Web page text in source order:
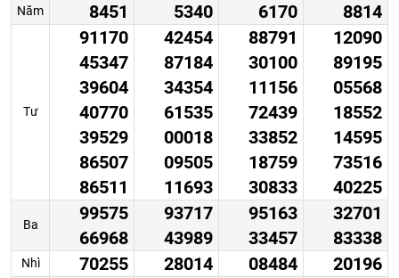
Năm 8451 5340 6170 8814
Tư
91170
45347
39604
40770
39529
86507
86511
42454
87184
34354
61535
00018
09505
11693
88791
30100
11156
72439
33852
18759
30833
12090
89195
05568
18552
14595
73516
40225
Ba
99575
66968
93717
43989
95163
33457
32701
83338
Nhì 70255 28014 08484 20196